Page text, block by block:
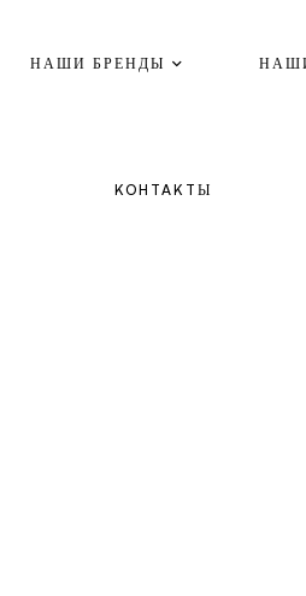
НАШИ БРЕНДЫ
KOHTAKTЫ